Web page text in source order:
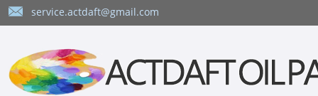
service.actdaft@gmail.com